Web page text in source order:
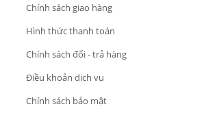
Chính sách giao hàng
Hình thức thanh toán
Chính sách đổi - trả hàng
Điều khoản dịch vụ
Chính sách bảo mật